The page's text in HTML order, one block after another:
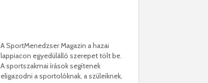
A SportMenedzser Magazin a hazai
lappiacon egyedülálló szerepet tölt be.
A sportszakmai írások segítenek
eligazodni a sportolóknak, a szüleiknek,